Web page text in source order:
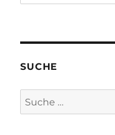
SUCHE
Suche
nach: